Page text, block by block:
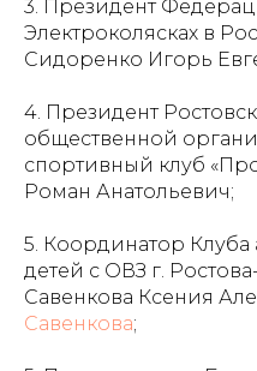
3. Президент
Электроколясках в
Сидоренко Игорь
4. Президент
общественной
спортивный клуб
Роман Анатольевич;
5. Координатор Клуба
детей с ОВЗ г.
Савенкова Ксения
Савенкова;